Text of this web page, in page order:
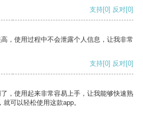
支持[0] 反对[0]
，使用过程中不会泄露个人信息，让我非常
支持[0] 反对[0]
，使用起来非常容易上手，让我能够快速熟
可以轻松使用这款app。